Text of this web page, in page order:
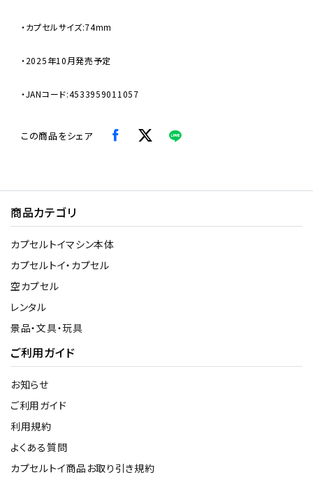
・カプセルサイズ:74mm
・2025年10月発売予定
・JANコード:4533959011057
この商品をシェア
商品カテゴリ
カプセルトイマシン本体
カプセルトイ・カプセル
空カプセル
レンタル
景品・文具・玩具
ご利用ガイド
お知らせ
ご利用ガイド
利用規約
よくある質問
カプセルトイ商品お取り引き規約